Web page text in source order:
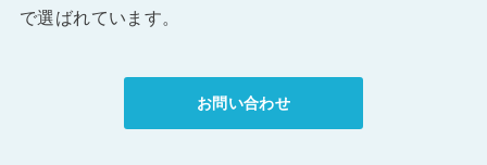
で選ばれています。
お問い合わせ